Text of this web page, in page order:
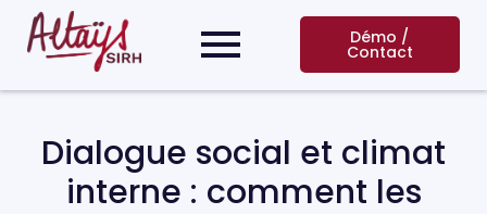
Démo /
Contact
Dialogue social et climat
interne : comment les